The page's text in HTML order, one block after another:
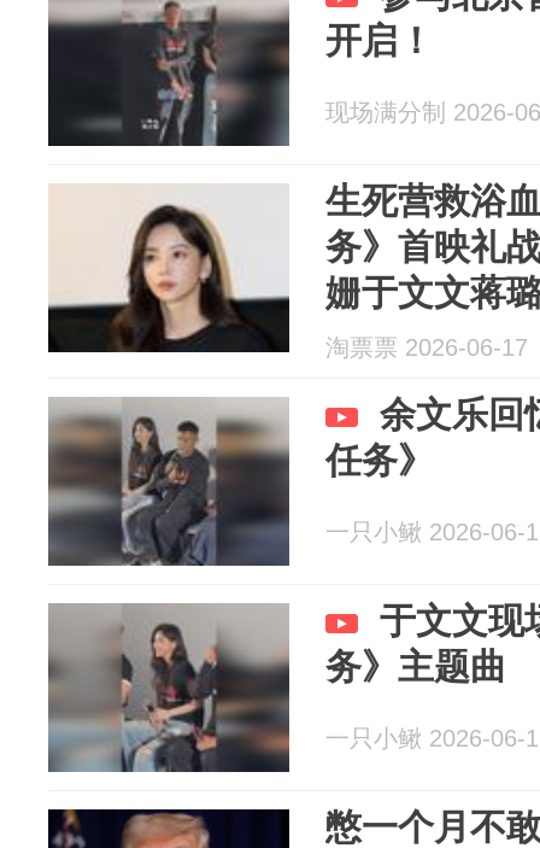
开启！
现场满分制 2026-
生死营救浴
务》首映礼
姗于文文蒋
淘票票 2026-06-17
余文乐回
任务》
一只小鳅 2026-06-
于文文现
务》主题曲
一只小鳅 2026-06-
憋一个月不